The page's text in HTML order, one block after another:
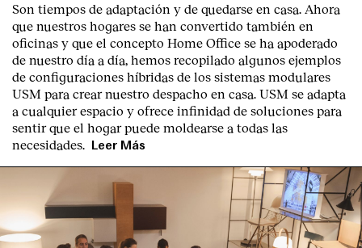
Son tiempos de adaptación y de quedarse en casa. Ahora
que nuestros hogares se han convertido también en
oficinas y que el concepto Home Office se ha apoderado
de nuestro día a día, hemos recopilado algunos ejemplos
de configuraciones híbridas de los sistemas modulares
USM para crear nuestro despacho en casa. USM se adapta
a cualquier espacio y ofrece infinidad de soluciones para
sentir que el hogar puede moldearse a todas las
necesidades.
Leer Más